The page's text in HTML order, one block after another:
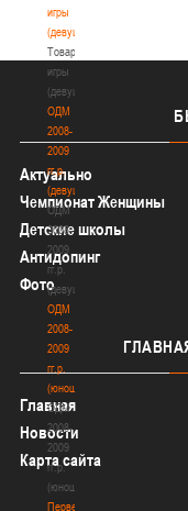
игры
(девушки)
Товарищеские
игры
(девушки)
ОДМ
2008-
2009
гг.р.
(девушки)
ОДМ
2008-
2009
гг.р.
(девушки)
ОДМ
2008-
2009
гг.р.
(юноши)
ОДМ
2008-
2009
гг.р.
(юноши)
Первенство
Актуально
Чемпионат Женщины
Детские школы
Антидопинг
Фото
Главная
Новости
Карта сайта